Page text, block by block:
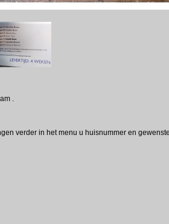
.
verder in het menu u huisnummer en